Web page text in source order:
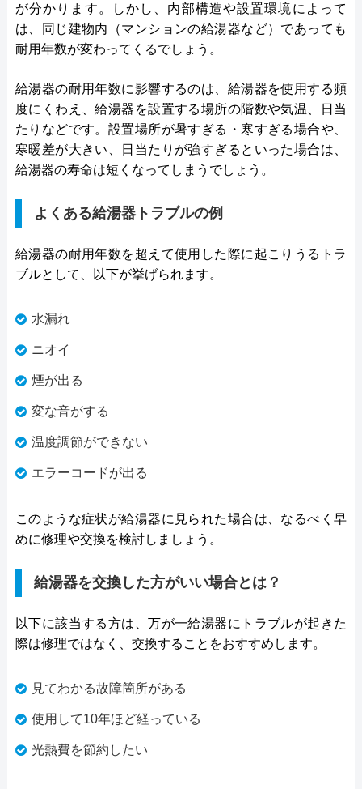
が分かります。しかし、内部構造や設置環境によって
は、同じ建物内（マンションの給湯器など）であっても
耐用年数が変わってくるでしょう。
給湯器の耐用年数に影響するのは、給湯器を使用する頻
度にくわえ、給湯器を設置する場所の階数や気温、日当
たりなどです。設置場所が暑すぎる・寒すぎる場合や、
寒暖差が大きい、日当たりが強すぎるといった場合は、
給湯器の寿命は短くなってしまうでしょう。
よくある給湯器トラブルの例
給湯器の耐用年数を超えて使用した際に起こりうるトラ
ブルとして、以下が挙げられます。
水漏れ
ニオイ
煙が出る
変な音がする
温度調節ができない
エラーコードが出る
このような症状が給湯器に見られた場合は、なるべく早
めに修理や交換を検討しましょう。
給湯器を交換した方がいい場合とは？
以下に該当する方は、万が一給湯器にトラブルが起きた
際は修理ではなく、交換することをおすすめします。
見てわかる故障箇所がある
使用して10年ほど経っている
光熱費を節約したい